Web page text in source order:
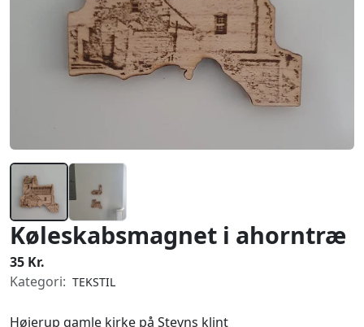
Køleskabsmagnet i ahorntræ
35 Kr.
Kategori: TEKSTIL
Højerup gamle kirke på Stevns klint